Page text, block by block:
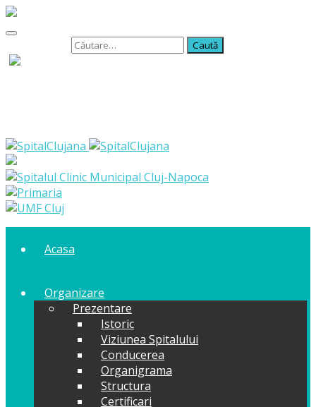
Acasa
Organizare
Prezentare
Istoric
Viziunea Spitalului
Conducerea
Organigrama
Structura
Certificari